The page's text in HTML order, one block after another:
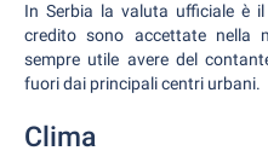
In Serbia la valuta ufficiale è
credito sono accettate nella
sempre utile avere del
fuori dai principali centri urbani.
Clima